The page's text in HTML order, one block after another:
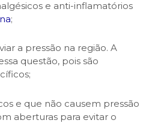
e anti-inflamatórios
;
a pressão na região. A
questão, pois são
e que não causem pressão
aberturas para evitar o